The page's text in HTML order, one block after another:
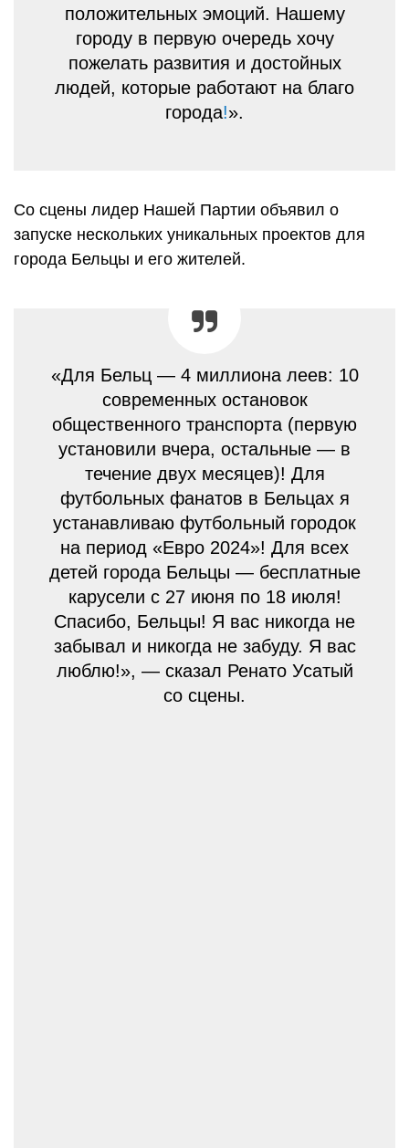
положительных эмоций. Нашему
городу в первую очередь хочу
пожелать развития и достойных
людей, которые работают на благо
города!».
Со сцены лидер Нашей Партии объявил о
запуске нескольких уникальных проектов для
города Бельцы и его жителей.
«Для Бельц — 4 миллиона леев: 10
современных остановок
общественного транспорта (первую
установили вчера, остальные — в
течение двух месяцев)! Для
футбольных фанатов в Бельцах я
устанавливаю футбольный городок
на период «Евро 2024»! Для всех
детей города Бельцы — бесплатные
карусели с 27 июня по 18 июля!
Спасибо, Бельцы! Я вас никогда не
забывал и никогда не забуду. Я вас
люблю!», — сказал Ренато Усатый
со сцены.